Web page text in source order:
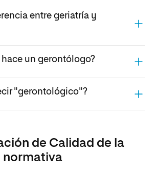
entre geriatría y
un gerontólogo?
"gerontológico"?
de Calidad de la